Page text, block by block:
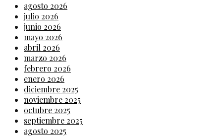
agosto 2026
julio 2026
junio 2026
mayo 2026
abril 2026
marzo 2026
febrero 2026
enero 2026
diciembre 2025
noviembre 2025
octubre 2025
septiembre 2025
agosto 2025